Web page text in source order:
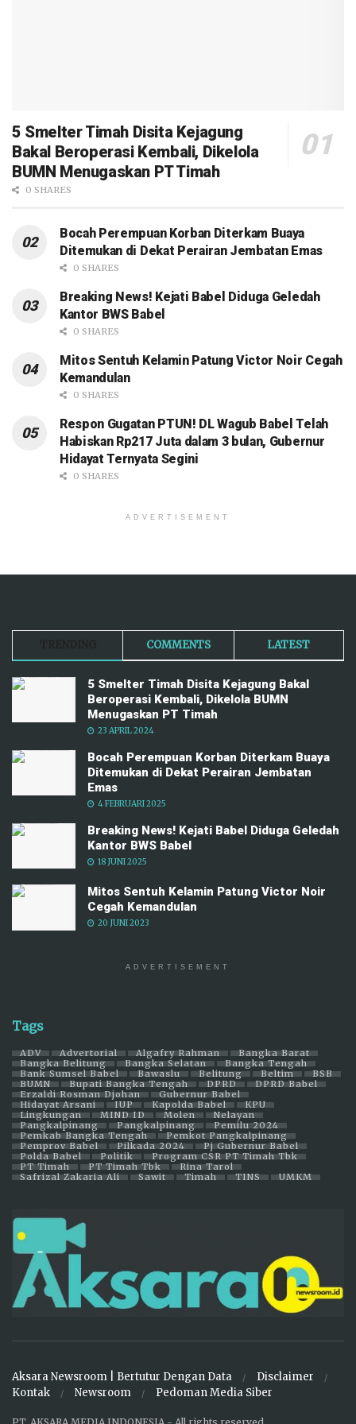
5 Smelter Timah Disita Kejagung
Bakal Beroperasi Kembali, Dikelola
BUMN Menugaskan PT Timah
0 SHARES
Bocah Perempuan Korban Diterkam Buaya
Ditemukan di Dekat Perairan Jembatan Emas
0 SHARES
Breaking News! Kejati Babel Diduga Geledah
Kantor BWS Babel
0 SHARES
Mitos Sentuh Kelamin Patung Victor Noir Cegah
Kemandulan
0 SHARES
Respon Gugatan PTUN! DL Wagub Babel Telah
Habiskan Rp217 Juta dalam 3 bulan, Gubernur
Hidayat Ternyata Segini
0 SHARES
ADVERTISEMENT
COMMENTS LATEST
5 Smelter Timah Disita Kejagung Bakal
Beroperasi Kembali, Dikelola BUMN
Menugaskan PT Timah
23 APRIL 2024
Bocah Perempuan Korban Diterkam Buaya
Ditemukan di Dekat Perairan Jembatan
Emas
4 FEBRUARI 2025
Breaking News! Kejati Babel Diduga Geledah
Kantor BWS Babel
18 JUNI 2025
Mitos Sentuh Kelamin Patung Victor Noir
Cegah Kemandulan
20 JUNI 2023
ADVERTISEMENT
Tags
ADV Advertorial Algafry Rahman
Bangka Barat
Bangka Belitung
Bangka Selatan
Bangka Tengah
Bank Sumsel Babel
Bawaslu Belitung Beltim
BSB
BUMN
Bupati Bangka Tengah DPRD
DPRD Babel
Erzaldi Rosman Djohan
Gubernur Babel
Hidayat Arsani
IUP Kapolda Babel
KPU
Lingkungan
MIND ID Molen
Nelayan
Pangkalpinang
Pangkalpinang
Pemilu 2024
Pemkab Bangka Tengah
Pemkot Pangkalpinang
Pemprov Babel
Pilkada 2024
Pj Gubernur Babel
Polda Babel
Politik
Program CSR PT Timah Tbk
PT Timah
PT Timah Tbk
Rina Tarol
Safrizal Zakaria Ali
Sawit Timah TINS UMKM
Aksara Newsroom | Bertutur Dengan Data
Disclaimer
Kontak
Newsroom Pedoman Media Siber